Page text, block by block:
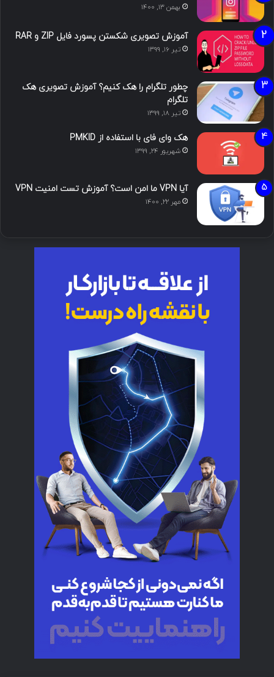
بهمن ۱۳, ۱۴۰۰
آموزش تصویری شکستن پسورد فایل ZIP و RAR
تیر ۱۶, ۱۳۹۹
چطور تلگرام را هک کنیم؟ آموزش تصویری هک
تلگرام
تیر ۱۸, ۱۳۹۹
هک وای فای با استفاده از PMKID
شهریور ۲۴, ۱۳۹۹
آیا VPN ما امن است؟ آموزش تست امنیت VPN
مهر ۲۲, ۱۴۰۰